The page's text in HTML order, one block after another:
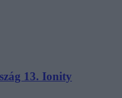
13. Ionity